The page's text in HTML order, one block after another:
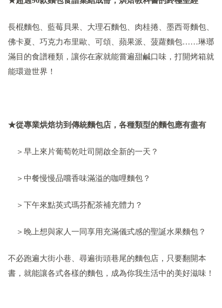
長棍麵包、藍莓貝果、大理石麵包、肉桂捲、墨西哥麵包、
佛卡夏、巧克力布里歐、可頌、蘋果派、菠蘿麵包……琳瑯
滿目的食譜種類，讓你在家就能嘗遍甜鹹口味，打開烤箱就
能環遊世界！
★從專業烘焙坊到傳統麵包店，各種類型的麵包應有盡有
＞早上來片葡萄乾吐司開啟全新的一天？
＞中餐慢慢品嚐香味滿溢的咖哩麵包？
＞下午來點英式瑪芬配茶補充體力？
＞晚上想與家人一同享用充滿儀式感的聖誕水果麵包？
不必跑遍大街小巷、尋遍街頭巷尾的麵包店，只要翻開本
書，就能讓各式各樣的麵包，成為你我生活中的美好滋味！